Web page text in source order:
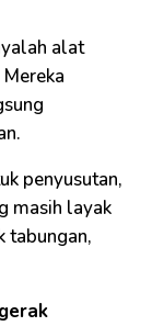
alat
penyusutan,
masih layak
tabungan,